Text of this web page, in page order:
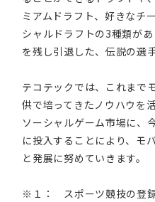
ミアムドラフト、好きなチ
シャルドラフトの3種類が
を残し引退した、伝説の選
テコテックでは、これまで
供で培ってきたノウハウを
ソーシャルゲーム市場に、
に投入することにより、モ
と発展に努めていきます。
※１： スポーツ競技の登